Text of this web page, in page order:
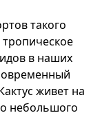
такого
тропическое
в наших
живет на
небольшого